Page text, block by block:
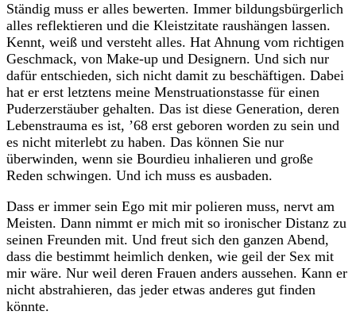
Ständig muss er alles bewerten. Immer bildungsbürgerlich
alles reflektieren und die Kleistzitate raushängen lassen.
Kennt, weiß und versteht alles. Hat Ahnung vom richtigen
Geschmack, von Make-up und Designern. Und sich nur
dafür entschieden, sich nicht damit zu beschäftigen. Dabei
hat er erst letztens meine Menstruationstasse für einen
Puderzerstäuber gehalten. Das ist diese Generation, deren
Lebenstrauma es ist, ’68 erst geboren worden zu sein und
es nicht miterlebt zu haben. Das können Sie nur
überwinden, wenn sie Bourdieu inhalieren und große
Reden schwingen. Und ich muss es ausbaden.
Dass er immer sein Ego mit mir polieren muss, nervt am
Meisten. Dann nimmt er mich mit so ironischer Distanz zu
seinen Freunden mit. Und freut sich den ganzen Abend,
dass die bestimmt heimlich denken, wie geil der Sex mit
mir wäre. Nur weil deren Frauen anders aussehen. Kann er
nicht abstrahieren, das jeder etwas anderes gut finden
könnte.